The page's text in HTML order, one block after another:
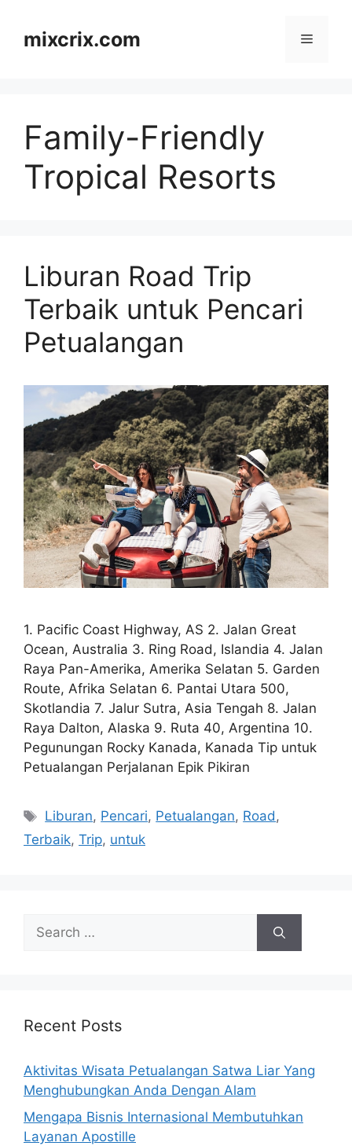
contentmixcrix.com Menu
Family-Friendly
Tropical Resorts
Liburan Road Trip
Terbaik untuk Pencari
Petualangan
1. Pacific Coast Highway, AS 2. Jalan Great
Ocean, Australia 3. Ring Road, Islandia 4. Jalan
Raya Pan-Amerika, Amerika Selatan 5. Garden
Route, Afrika Selatan 6. Pantai Utara 500,
Skotlandia 7. Jalur Sutra, Asia Tengah 8. Jalan
Raya Dalton, Alaska 9. Ruta 40, Argentina 10.
Pegunungan Rocky Kanada, Kanada Tip untuk
Petualangan Perjalanan Epik Pikiran
Tags
Liburan, Pencari, Petualangan, Road,
Terbaik, Trip, untuk
Search
for:
Recent Posts
Aktivitas Wisata Petualangan Satwa Liar Yang
Menghubungkan Anda Dengan Alam
Mengapa Bisnis Internasional Membutuhkan
Layanan Apostille